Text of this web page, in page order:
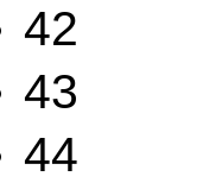
42
43
44